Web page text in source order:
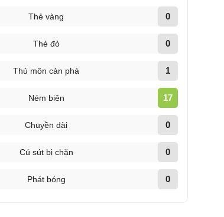
Thẻ vàng 0
Thẻ đỏ 0
Thủ môn cản phá 1
Ném biên 17
Chuyền dài 0
Cú sút bị chặn 0
Phát bóng 0